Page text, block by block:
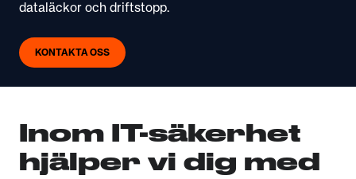
dataläckor och driftstopp.
KONTAKTA OSS
Inom IT-säkerhet
hjälper vi dig med